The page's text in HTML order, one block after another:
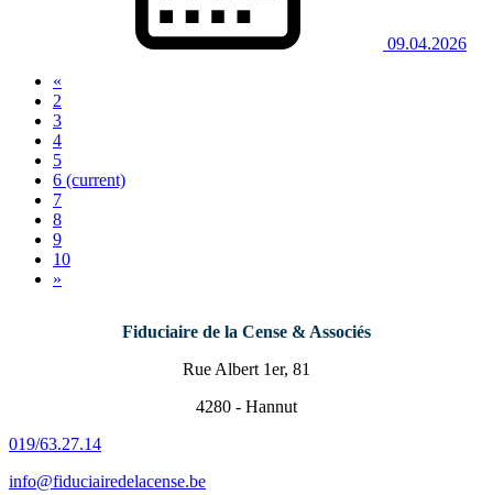
09.04.2026
«
2
3
4
5
6 (current)
7
8
9
10
»
Fiduciaire de la Cense & Associés
Rue Albert 1er, 81
4280 - Hannut
019/63.27.14
info@fiduciairedelacense.be